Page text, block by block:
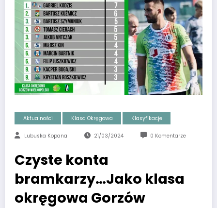
Aktualności Klasa Okręgowa Klasyfikacje
Lubuska Kopana 21/03/2024 0 Komentarze
Czyste konta
bramkarzy…Jako klasa
okręgowa Gorzów